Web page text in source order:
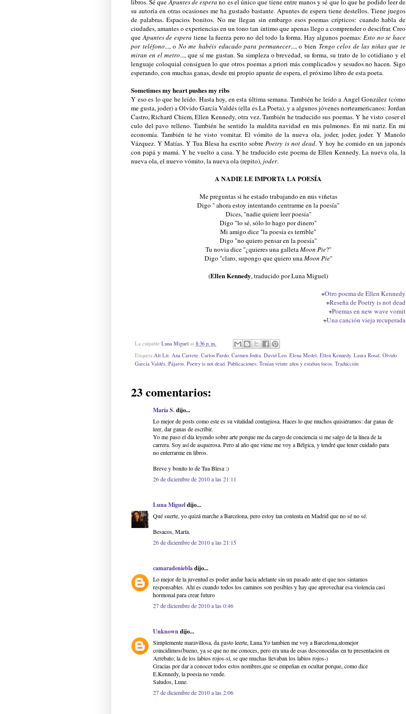
libros. Sé queApuntes de espera no es el único que tiene entre manos y sé que lo que he podido leer de
su autoría en otras ocasiones me ha gustado bastante. Apuntes de espera tiene destellos. Tiene juegos
de palabras. Espacios bonitos. No me llegan sin embargo esos poemas crípticos: cuando habla de
ciudades, amantes o experiencias en un tono tan íntimo que apenas llego a comprender o descifrar. Creo
queApuntes de espera tiene la fuerza pero no del todo la forma. Hay algunos poemas:Esto no se hace
por teléfono..., o No me habéis educado para permanecer..., o bien Tengo celos de las niñas que te
miran en el metro..., que sí me gustan. Su simpleza o brevedad, su forma, su trato de lo cotidiano y el
lenguaje coloquial consiguen lo que otros poemas a priori más complicados y sesudos no hacen. Sigo
esperando, con muchas ganas, desde mi propio apunte de espera, el próximo libro de esta poeta.
Sometimes my heart pushes my ribs
Y eso es lo que he leído. Hasta hoy, en esta última semana. También he leído a Ángel González (cómo
me gusta, joder) a Olvido García Valdés (ella es La Poeta), y a algunos jóvenes norteamericanos: Jordan
Castro, Richard Chiem, Ellen Kennedy, otra vez. También he traducido sus poemas. Y he visto coser el
culo del pavo relleno. También he sentido la maldita navidad en mis pulmones. En mi nariz. En mi
economía. También te he visto vomitar. El vómito de la nueva ola, joder, joder, joder. Y Manolo
Vázquez. Y Matías. Y Tua Blesa ha escrito sobrePoetry is not dead. Y hoy he comido en un japonés
con papá y mamá. Y he vuelto a casa. Y he traducido este poema de Ellen Kennedy. La nueva ola, la
nueva ola, el nuevo vómito, la nueva ola (repito), joder.
A NADIE LE IMPORTA LA POESÍA
Me preguntas si he estado trabajando en mis viñetas
Digo " ahora estoy intentando centrarme en la poesía"
Dices, "nadie quiere leer poesía"
Digo "lo sé, sólo lo hago por dinero"
Mi amigo dice "la poesía es terrible"
Digo "no quiero pensar en la poesía"
Tu novia dice "¿quieres una galletaMoon Pie?"
Digo "claro, supongo que quiero unaMoon Pie"
(Ellen Kennedy, traducido por Luna Miguel)
+Otro poema de Ellen Kennedy
+Reseña de Poetry is not dead
+Poemas en new wave vomit
+Una canción vieja recuperada
La culpable Luna Miguel at 8:36 p. m.
Etiqueta Alt Lit, Ana Carrete, Carlos Pardo, Carmen Jodra, David Leo, Elena Medel, Ellen Kennedy, Laura Rosal, Olvido
García Valdés, Pájaros, Poetry is not dead, Publicaciones, Tenían veinte años y estaban locos, Traducción
23 comentarios:
María S.dijo...
Lo mejor de posts como este es su vitalidad contagiosa. Haces lo que muchos quisiéramos: dar ganas de
leer, dar ganas de escribir.
Yo me paso el día leyendo sobre arte porque me da cargo de conciencia si me salgo de la línea de la
carrera. Soy así de asquerosa. Pero al año que viene me voy a Bélgica, y tendré que tener cuidado para
no enterrarme en libros.
Breve y bonito lo de Tua Blesa :)
26 de diciembre de 2010 a las 21:11
Luna Migueldijo...
Qué suerte, yo quizá marche a Barcelona, pero estoy tan contenta en Madrid que no sé no sé.
Besacos, María.
26 de diciembre de 2010 a las 21:15
camaradeniebladijo...
Lo mejor de la juventud es poder andar hacia adelante sin un pasado ante el que nos sintamos
responsables. Ahí es cuando todos los caminos son posibles y hay que aprovechar esa violencia casi
hormonal para crear futuro
27 de diciembre de 2010 a las 0:46
Unknowndijo...
Simplemente maravillosa, da gusto leerte, Luna.Yo tambien me voy a Barcelona,alomejor
coincidimos(bueno, ya se que no me conoces, pero era una de esas desconocidas en tu presentacion en
Arrebato; la de los labios rojos-sí, se que muchas llevaban los labios rojos-)
Gracias por dar a conocer todos estos nombres,que se empeñan en ocultar porque, como dice
E.Kennedy, la poesia no vende.
Saludos, Lune.
27 de diciembre de 2010 a las 2:06